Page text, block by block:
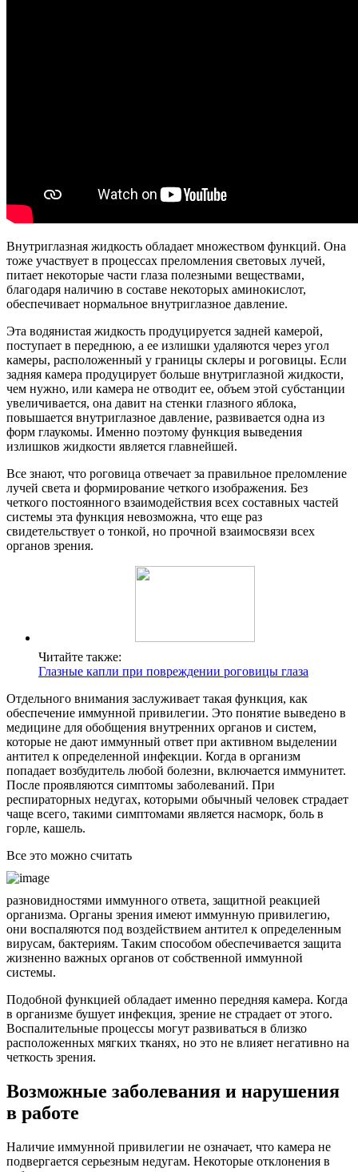
Внутриглазная жидкость обладает множеством функций. Она
тоже участвует в процессах преломления световых лучей,
питает некоторые части глаза полезными веществами,
благодаря наличию в составе некоторых аминокислот,
обеспечивает нормальное внутриглазное давление.
Эта водянистая жидкость продуцируется задней камерой,
поступает в переднюю, а ее излишки удаляются через угол
камеры, расположенный у границы склеры и роговицы. Если
задняя камера продуцирует больше внутриглазной жидкости,
чем нужно, или камера не отводит ее, объем этой субстанции
увеличивается, она давит на стенки глазного яблока,
повышается внутриглазное давление, развивается одна из
форм глаукомы. Именно поэтому функция выведения
излишков жидкости является главнейшей.
Все знают, что роговица отвечает за правильное преломление
лучей света и формирование четкого изображения. Без
четкого постоянного взаимодействия всех составных частей
системы эта функция невозможна, что еще раз
свидетельствует о тонкой, но прочной взаимосвязи всех
органов зрения.
Читайте также:
Глазные капли при повреждении роговицы глаза
Отдельного внимания заслуживает такая функция, как
обеспечение иммунной привилегии. Это понятие выведено в
медицине для обобщения внутренних органов и систем,
которые не дают иммунный ответ при активном выделении
антител к определенной инфекции. Когда в организм
попадает возбудитель любой болезни, включается иммунитет.
После проявляются симптомы заболеваний. При
респираторных недугах, которыми обычный человек страдает
чаще всего, такими симптомами является насморк, боль в
горле, кашель.
Все это можно считать
разновидностями иммунного ответа, защитной реакцией
организма. Органы зрения имеют иммунную привилегию,
они воспаляются под воздействием антител к определенным
вирусам, бактериям. Таким способом обеспечивается защита
жизненно важных органов от собственной иммунной
системы.
Подобной функцией обладает именно передняя камера. Когда
в организме бушует инфекция, зрение не страдает от этого.
Воспалительные процессы могут развиваться в близко
расположенных мягких тканях, но это не влияет негативно на
четкость зрения.
Возможные заболевания и нарушения
в работе
Наличие иммунной привилегии не означает, что камера не
подвергается серьезным недугам. Некоторые отклонения в